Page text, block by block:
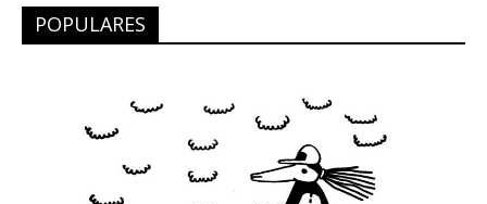
POPULARES